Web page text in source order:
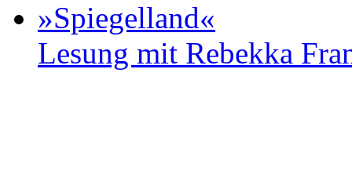
»Spiegelland«
Lesung mit Rebekka